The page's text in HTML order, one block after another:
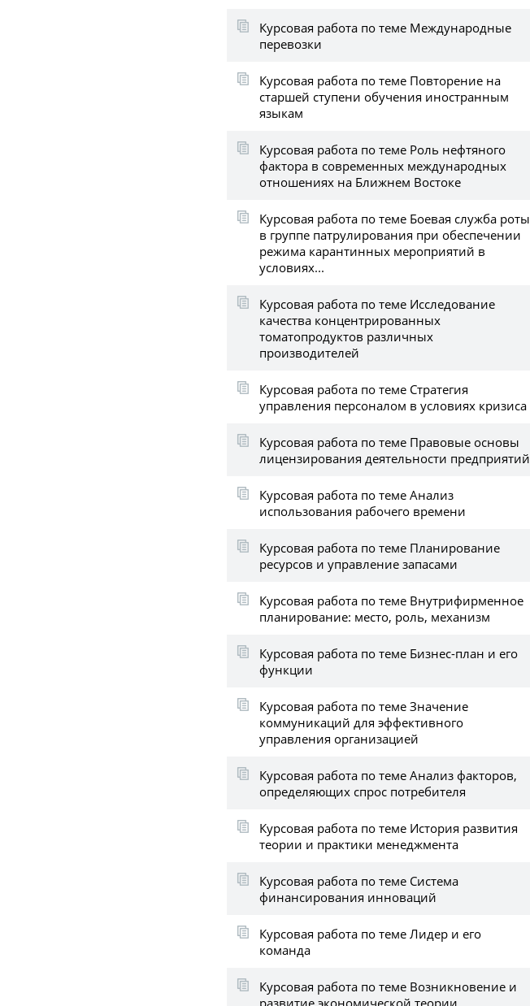
Курсовая работа по теме Международные
перевозки
Курсовая работа по теме Повторение на
старшей ступени обучения иностранным
языкам
Курсовая работа по теме Роль нефтяного
фактора в современных международных
отношениях на Ближнем Востоке
Курсовая работа по теме Боевая служба роты
в группе патрулирования при обеспечении
режима карантинных мероприятий в
условиях...
Курсовая работа по теме Исследование
качества концентрированных
томатопродуктов различных
производителей
Курсовая работа по теме Стратегия
управления персоналом в условиях кризиса
Курсовая работа по теме Правовые основы
лицензирования деятельности предприятий
Курсовая работа по теме Анализ
использования рабочего времени
Курсовая работа по теме Планирование
ресурсов и управление запасами
Курсовая работа по теме Внутрифирменное
планирование: место, роль, механизм
Курсовая работа по теме Бизнес-план и его
функции
Курсовая работа по теме Значение
коммуникаций для эффективного
управления организацией
Курсовая работа по теме Анализ факторов,
определяющих спрос потребителя
Курсовая работа по теме История развития
теории и практики менеджмента
Курсовая работа по теме Система
финансирования инноваций
Курсовая работа по теме Лидер и его
команда
Курсовая работа по теме Возникновение и
развитие экономической теории